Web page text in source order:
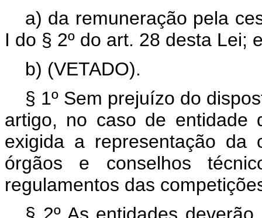
a) da remuneração pela
I do § 2º do art. 28 desta Lei;
b) (VETADO).
§ 1º Sem prejuízo do
artigo, no caso de entidade
exigida a representação da
órgãos e conselhos
regulamentos das